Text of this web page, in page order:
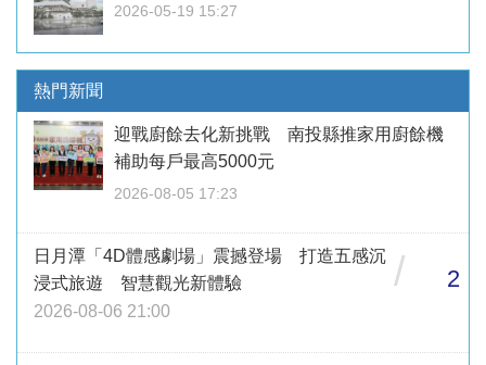
2026-05-19 15:27
熱門新聞
迎戰廚餘去化新挑戰 南投縣推家用廚餘機
補助每戶最高5000元
2026-08-05 17:23
日月潭「4D體感劇場」震撼登場 打造五感沉
浸式旅遊 智慧觀光新體驗
2026-08-06 21:00
/ 2